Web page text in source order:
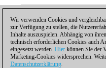
Wir verwenden Cookies und
zur Verfügung zu stellen, die
Inhalte auszuspielen. Abhängig von
technisch erforderlichen Cookies auch
eingesetzt werden. Hier können Sie der
Marketing-Cookies widersprechen.
Datenschutzerklärung.